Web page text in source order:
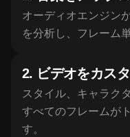
オーディオエンジン
を分析し、フレーム
2. ビデオをカス
スタイル、キャラク
すべてのフレームが
す。